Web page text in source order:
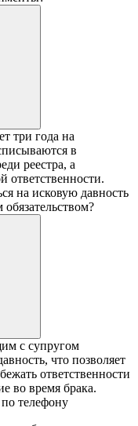
три года на
в
реестра, а
ответственности.
на исковую давность
с супругом
что позволяет
ответственности
во время брака.​
телефону